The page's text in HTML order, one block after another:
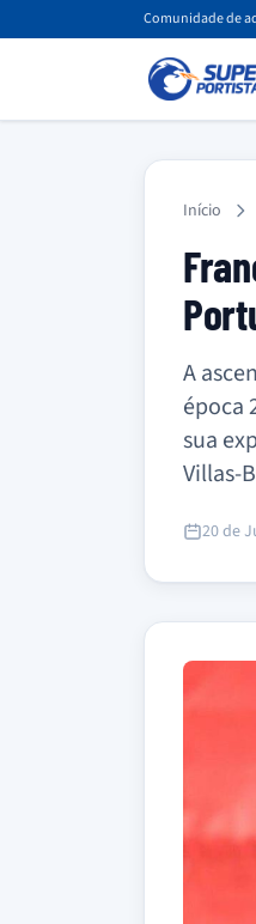
Comunidade de
Início
A
época
sua
Villas-
20 de